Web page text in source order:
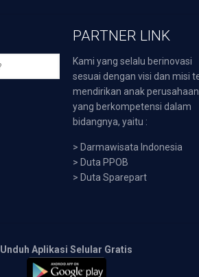
PARTNER LINK
Kami yang selalu berinovasi
sesuai dengan visi dan misi
mendirikan anak perusahaan
yang berkompetensi dalam
bidangnya, yaitu :
> Darmawisata Indonesia
> Duta PPOB
> Duta Sparepart
Unduh Aplikasi Selular Gratis